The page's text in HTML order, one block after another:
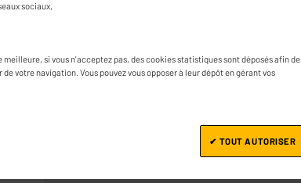
sociaux,
si vous n'acceptez pas, des cookies statistiques sont déposés afin de
votre navigation. Vous pouvez vous opposer à leur dépôt en gérant vos
✔ TOUT AUTORISER